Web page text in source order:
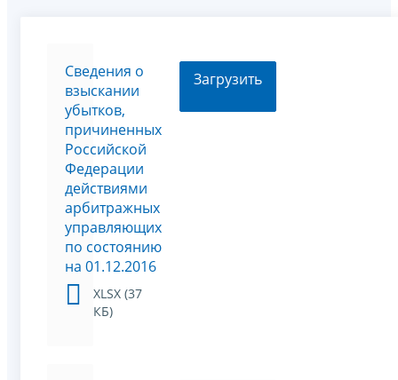
Сведения о
взыскании
убытков,
причиненных
Российской
Федерации
действиями
арбитражных
управляющих
по состоянию
на 01.12.2016
XLSX (37
КБ)
Загрузить